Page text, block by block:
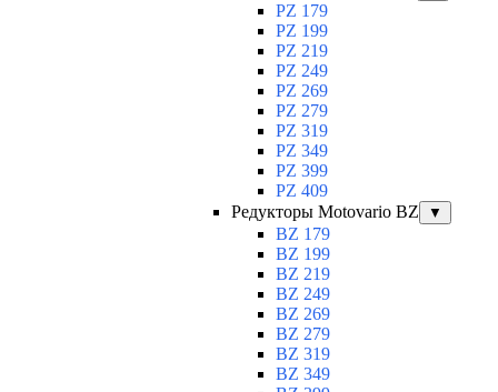
PZ 179
PZ 199
PZ 219
PZ 249
PZ 269
PZ 279
PZ 319
PZ 349
PZ 399
PZ 409
Редукторы Motovario BZ
▼
BZ 179
BZ 199
BZ 219
BZ 249
BZ 269
BZ 279
BZ 319
BZ 349